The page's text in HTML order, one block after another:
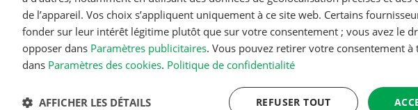
de janvier 2022.
A à Z
Production
de l’appareil. Vos choix s’appliquent uniquement à ce site web. Certains
fonder sur leur intérêt légitime plutôt que sur votre consentement ; vous avez le
opposer dans Paramètres publicitaires. Vous pouvez retirer votre consentement
dans Paramètres des cookies. Politique de confidentialité
REFUSER TOUT
AFFICHER LES DÉTAILS